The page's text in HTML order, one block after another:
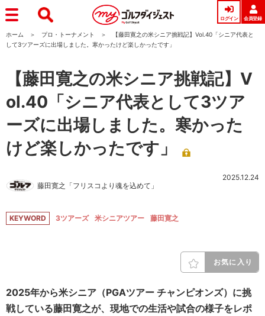
ログイン 会員登録
ホーム プロ・トーナメント
【藤田寛之の米シニア挑戦記】Vol.40「シニア代表と
して3ツアーズに出場しました。寒かったけど楽しかったです」
【藤田寛之の米シニア挑戦記】V
ol.40「シニア代表として3ツア
ーズに出場しました。寒かった
けど楽しかったです」
藤田寛之「フリスコより魂を込めて」
2025.12.24
KEYWORD 3ツアーズ 米シニアツアー 藤田寛之
お気に入り
2025年から米シニア（PGAツアー チャンピオンズ）に挑
戦している藤田寛之が、現地での生活や試合の様子をレポ